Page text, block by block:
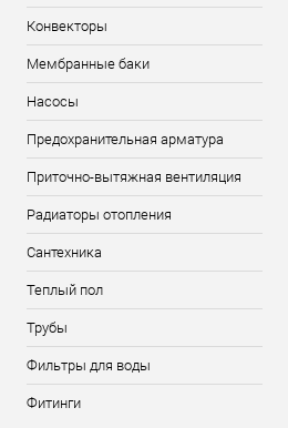
Конвекторы
Мембранные баки
Насосы
Предохранительная арматура
Приточно-вытяжная вентиляция
Радиаторы отопления
Сантехника
Теплый пол
Трубы
Фильтры для воды
Фитинги